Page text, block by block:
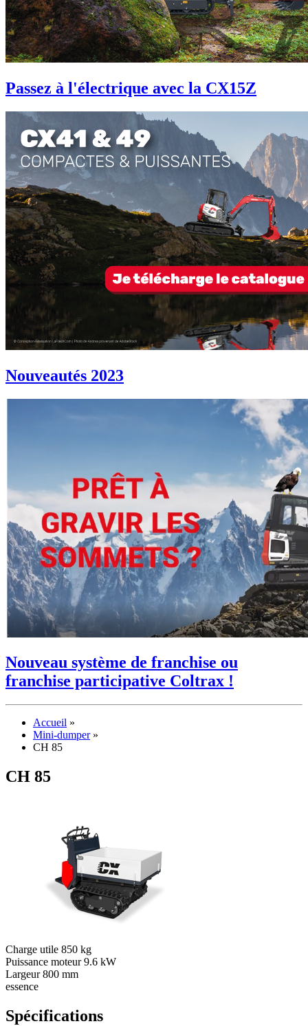
Passez à l'électrique avec la CX15Z
Nouveautés 2023
Nouveau système de franchise ou
franchise participative Coltrax !
Accueil »
Mini-dumper »
CH 85
CH 85
Charge utile 850 kg
Puissance moteur 9.6 kW
Largeur 800 mm
essence
Spécifications